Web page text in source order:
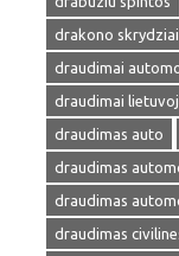
drakono skrydziai
draudimai
draudimai
draudimas auto
draudimas
draudimas
draudimas